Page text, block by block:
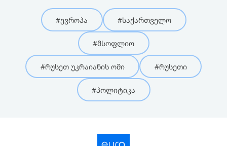
#ევროპა #საქართველო
#მსოფლიო
#რუსეთ უკრაიანის ომი #რუსეთი
#პოლიტიკა